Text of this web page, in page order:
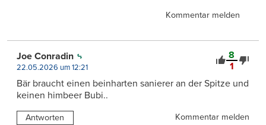
Kommentar melden
8
1
Joe Conradin
22.05.2026 um 12:21
Bär braucht einen beinharten sanierer an der Spitze und
keinen himbeer Bubi..
Antworten Kommentar melden